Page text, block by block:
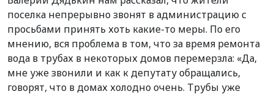
поселка непрерывно звонят в администрацию с
просьбами принять хоть какие-то меры. По его
мнению, вся проблема в том, что за время ремонта
вода в трубах в некоторых домов перемерзла: «Да,
мне уже звонили и как к депутату обращались,
говорят, что в домах холодно очень. Трубы уже